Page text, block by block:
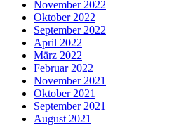
November 2022
Oktober 2022
September 2022
April 2022
März 2022
Februar 2022
November 2021
Oktober 2021
September 2021
August 2021